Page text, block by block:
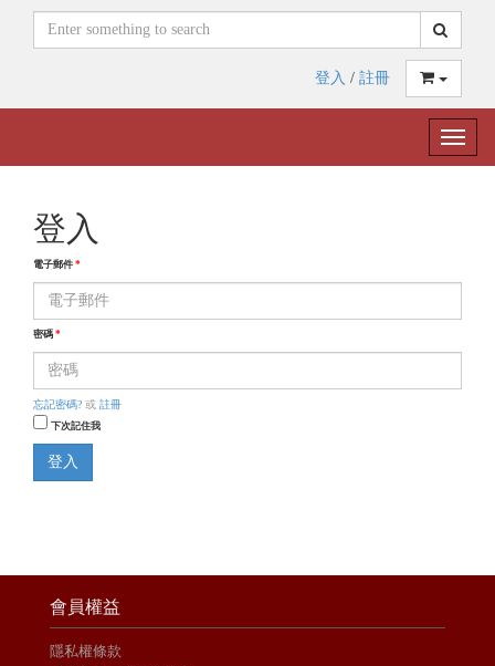
登入 / 註冊
Toggle
登入
電子郵件 *
密碼 *
忘記密碼? 或 註冊
下次記住我
登入
會員權益
隱私權條款